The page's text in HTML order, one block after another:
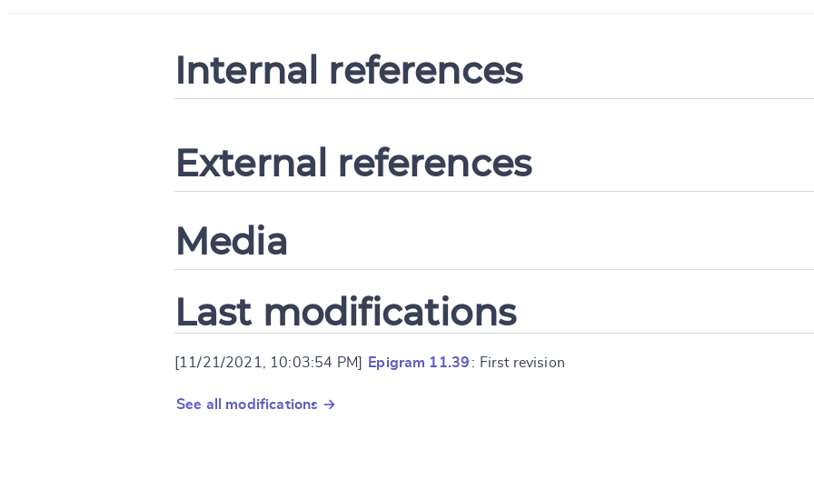
Internal references
External references
Media
Last modifications
[11/21/2021, 10:03:54 PM] Epigram 11.39 : First revision
See all modifications →